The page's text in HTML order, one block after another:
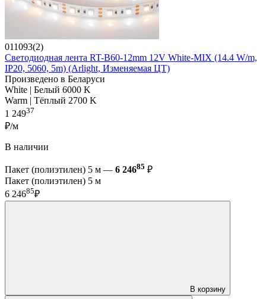
011093(2)
Светодиодная лента RT-B60-12mm 12V White-MIX (14.4 W/m,
IP20, 5060, 5m) (Arlight, Изменяемая ЦТ)
Произведено в Беларуси
White | Белый 6000 K
Warm | Тёплый 2700 K
1 24937
₽/м
В наличии
Пакет (полиэтилен) 5 м — 6 24685 ₽
Пакет (полиэтилен) 5 м
6 24685₽
В корзину